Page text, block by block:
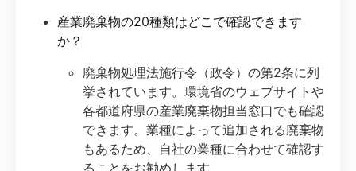
産業廃棄物の20種類はどこで確認できます
か？
廃棄物処理法施行令（政令）の第2条に列
挙されています。環境省のウェブサイトや
各都道府県の産業廃棄物担当窓口でも確認
できます。業種によって追加される廃棄物
もあるため、自社の業種に合わせて確認す
ることをお勧めします。